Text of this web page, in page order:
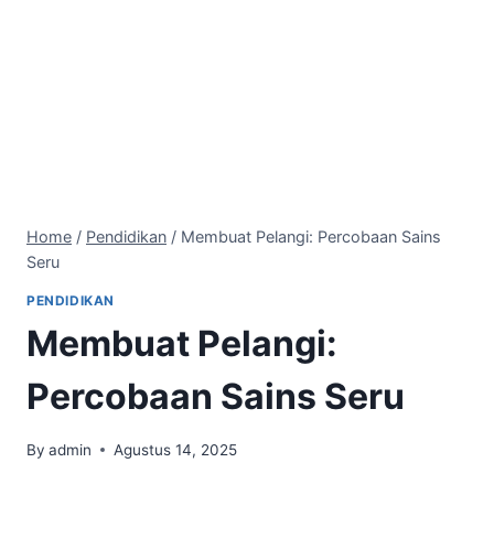
Home / Pendidikan / Membuat Pelangi: Percobaan Sains
Seru
PENDIDIKAN
Membuat Pelangi:
Percobaan Sains Seru
By admin Agustus 14, 2025